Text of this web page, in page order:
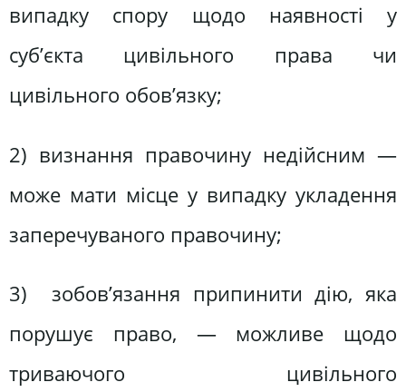
випадку спору щодо наявності у
суб’єкта цивільного права чи
цивільного обов’язку;
2) визнання правочину недійсним —
може мати місце у випадку укладення
заперечуваного правочину;
3) зобов’язання припинити дію, яка
порушує право, — можливе щодо
триваючого цивільного